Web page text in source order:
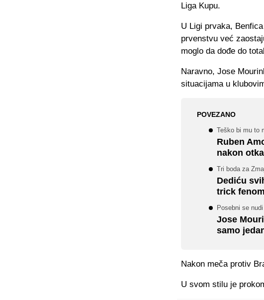
Liga Kupu.
U Ligi prvaka,
prvenstvu već
moglo da dođe do
Naravno, Jose
situacijama u
POVEZANO
Teško bi mu to
Ruben
nakon
Tri boda za
Dediću
trick
Posebni se nudi
Jose
samo
Nakon meča protiv
U svom stilu je